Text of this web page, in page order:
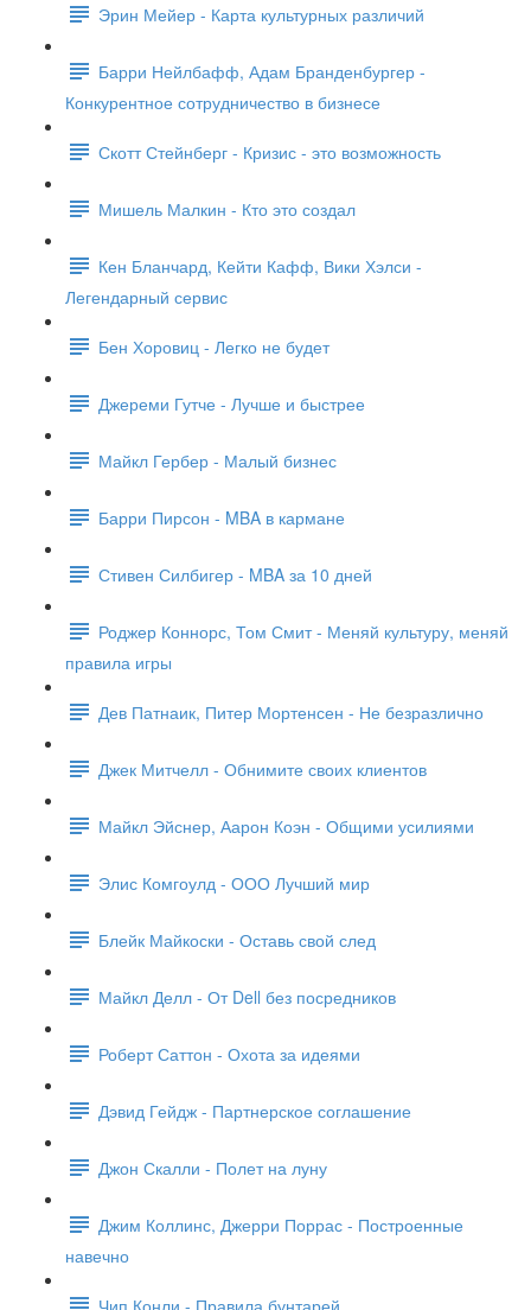
Эрин Мейер - Карта культурных различий
Барри Нейлбафф, Адам Бранденбургер -
Конкурентное сотрудничество в бизнесе
Скотт Стейнберг - Кризис - это возможность
Мишель Малкин - Кто это создал
Кен Бланчард, Кейти Кафф, Вики Хэлси -
Легендарный сервис
Бен Хоровиц - Легко не будет
Джереми Гутче - Лучше и быстрее
Майкл Гербер - Малый бизнес
Барри Пирсон - MBA в кармане
Стивен Силбигер - MBA за 10 дней
Роджер Коннорс, Том Смит - Меняй культуру, меняй
правила игры
Дев Патнаик, Питер Мортенсен - Не безразлично
Джек Митчелл - Обнимите своих клиентов
Майкл Эйснер, Аарон Коэн - Общими усилиями
Элис Комгоулд - ООО Лучший мир
Блейк Майкоски - Оставь свой след
Майкл Делл - От Dell без посредников
Роберт Саттон - Охота за идеями
Дэвид Гейдж - Партнерское соглашение
Джон Скалли - Полет на луну
Джим Коллинс, Джерри Поррас - Построенные
навечно
Чип Конли - Правила бунтарей